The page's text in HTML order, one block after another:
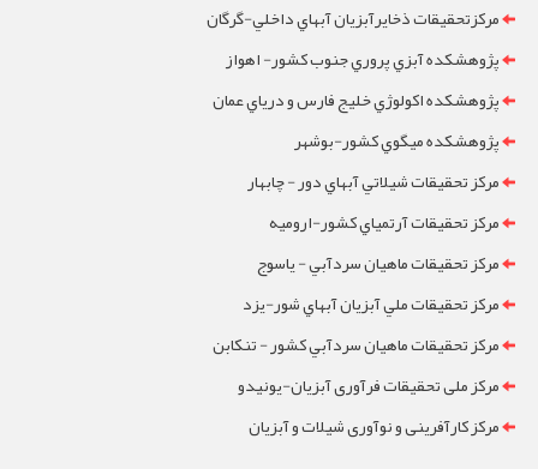
مرکزتحقيقات ذخايرآبزيان آبهاي داخلي-گرگان
پژوهشکده آبزي پروري جنوب کشور- اهواز
پژوهشکده اکولوژي خليج فارس و درياي عمان
پژوهشکده ميگوي کشور-بوشهر
مرکز تحقيقات شيلاتي آبهاي دور - چابهار
مرکز تحقيقات آرتمياي کشور-ارومیه
مرکز تحقيقات ماهيان سردآبي - ياسوج
مرکز تحقيقات ملي آبزيان آبهاي شور-یزد
مرکز تحقيقات ماهيان سردآبي کشور - تنکابن
مرکز ملی تحقیقات فرآوری آبزیان-یونیدو
مرکز کارآفرینی و نوآوری شیلات و آبزیان